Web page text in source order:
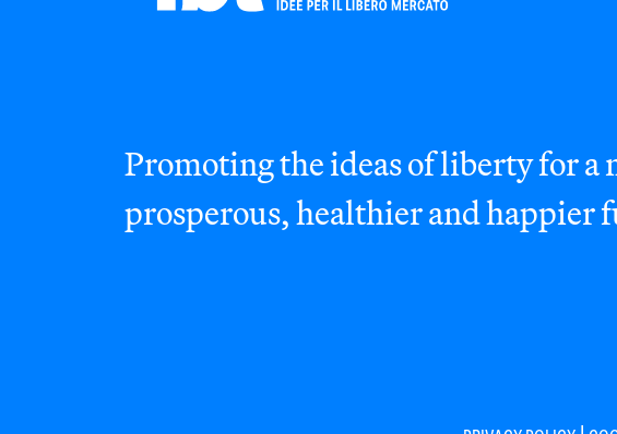
Promoting the ideas of liberty for a
prosperous, healthier and happier